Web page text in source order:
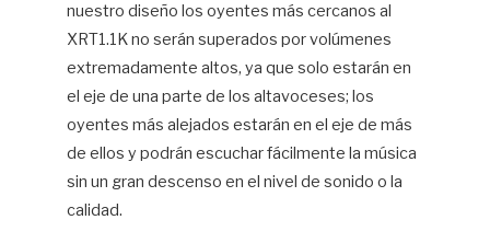
nuestro diseño los oyentes más cercanos al
XRT1.1K no serán superados por volúmenes
extremadamente altos, ya que solo estarán en
el eje de una parte de los altavoceses; los
oyentes más alejados estarán en el eje de más
de ellos y podrán escuchar fácilmente la música
sin un gran descenso en el nivel de sonido o la
calidad.